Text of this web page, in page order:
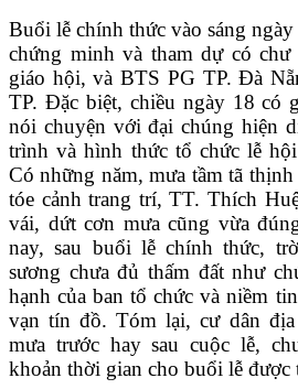
Buổi lễ chính thức vào sáng
chứng minh và tham dự có
giáo hội, và BTS PG TP. Đà
TP. Đặc biệt, chiều ngày 18 có
nói chuyện với đại chúng hiện
trình và hình thức tổ chức lễ
Có những năm, mưa tầm tã
tóe cảnh trang trí, TT. Thích
vái, dứt cơn mưa cũng vừa
nay, sau buổi lễ chính thức,
sương chưa đủ thấm đất như
hạnh của ban tổ chức và niềm
vạn tín đồ. Tóm lại, cư dân
mưa trước hay sau cuộc lễ,
khoản thời gian cho buổi lễ được